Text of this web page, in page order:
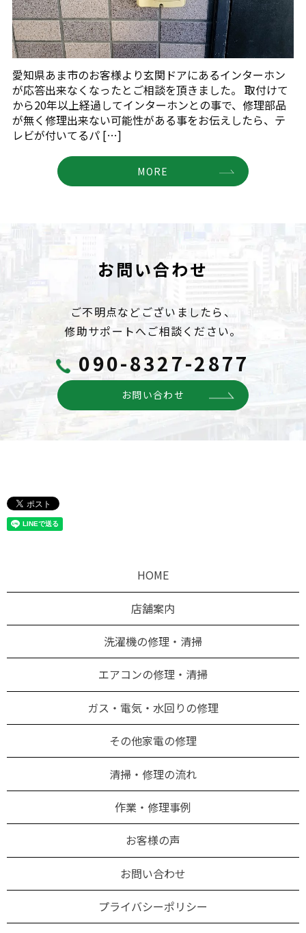
愛知県あま市のお客様より玄関ドアにあるインターホン
が応答出来なくなったとご相談を頂きました。 取付けて
から20年以上経過してインターホンとの事で、修理部品
が無く修理出来ない可能性がある事をお伝えしたら、テ
レビが付いてるパ […]
MORE
お問い合わせ
ご不明点などございましたら、
修助サポートへご相談ください。
090-8327-2877
お問い合わせ
HOME
店舗案内
洗濯機の修理・清掃
エアコンの修理・清掃
ガス・電気・水回りの修理
その他家電の修理
清掃・修理の流れ
作業・修理事例
お客様の声
お問い合わせ
プライバシーポリシー